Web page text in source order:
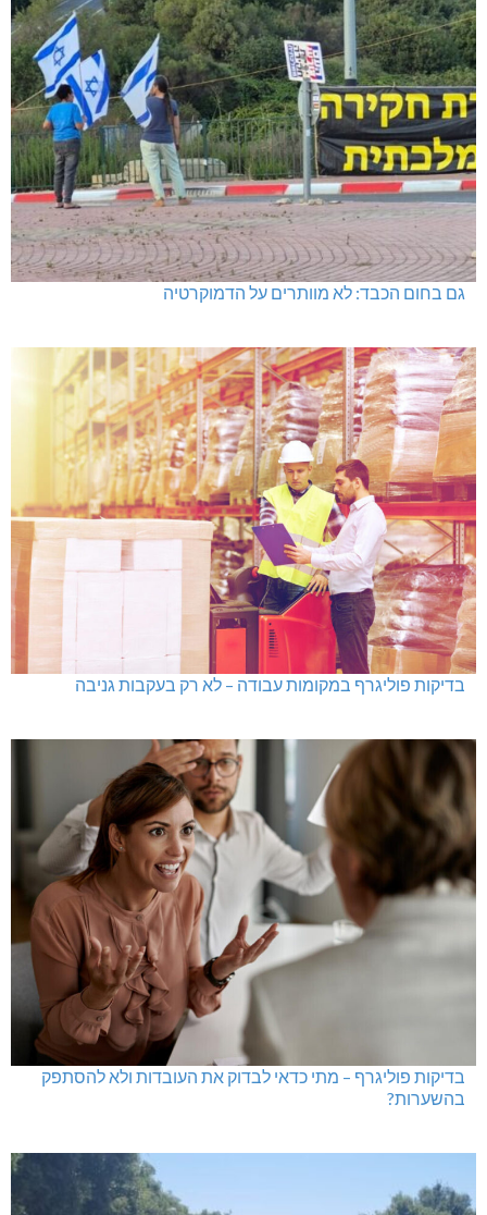
גם בחום הכבד: לא מוותרים על הדמוקרטיה
בדיקות פוליגרף במקומות עבודה – לא רק בעקבות גניבה
בדיקות פוליגרף – מתי כדאי לבדוק את העובדות ולא להסתפק
בהשערות?